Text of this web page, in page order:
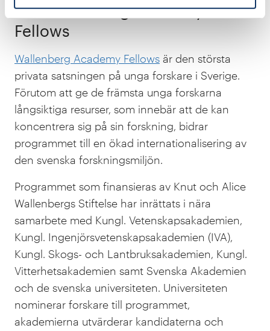
Om Wallenberg Academy
Fellows
Wallenberg Academy Fellows är den största
privata satsningen på unga forskare i Sverige.
Förutom att ge de främsta unga forskarna
långsiktiga resurser, som innebär att de kan
koncentrera sig på sin forskning, bidrar
programmet till en ökad internationalisering av
den svenska forskningsmiljön.
Programmet som finansieras av Knut och Alice
Wallenbergs Stiftelse har inrättats i nära
samarbete med Kungl. Vetenskapsakademien,
Kungl. Ingenjörsvetenskapsakademien (IVA),
Kungl. Skogs- och Lantbruksakademien, Kungl.
Vitterhetsakademien samt Svenska Akademien
och de svenska universiteten. Universiteten
nominerar forskare till programmet,
akademierna utvärderar kandidaterna och